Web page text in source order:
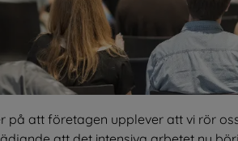
på att företagen upplever att vi rör